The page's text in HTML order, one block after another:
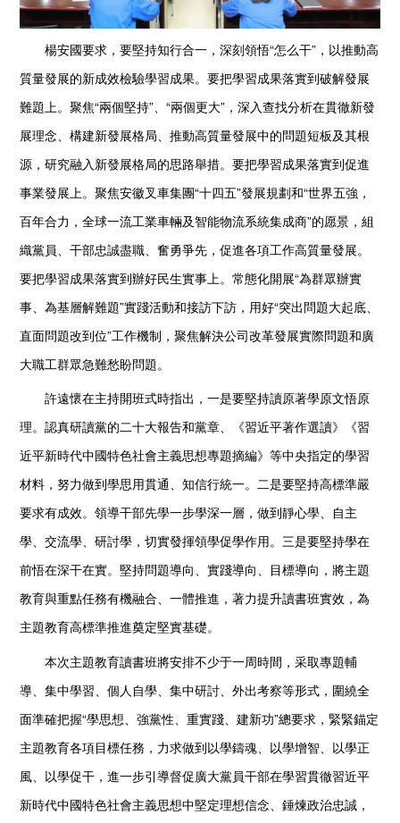
楊安國要求，要堅持知行合一，深刻領悟“怎么干”，以推動高
質量發展的新成效檢驗學習成果。要把學習成果落實到破解發展
難題上。聚焦“兩個堅持”、“兩個更大”，深入查找分析在貫徹新發
展理念、構建新發展格局、推動高質量發展中的問題短板及其根
源，研究融入新發展格局的思路舉措。要把學習成果落實到促進
事業發展上。聚焦安徽叉車集團“十四五”發展規劃和“世界五強，
百年合力，全球一流工業車輛及智能物流系統集成商”的愿景，組
織黨員、干部忠誠盡職、奮勇爭先，促進各項工作高質量發展。
要把學習成果落實到辦好民生實事上。常態化開展“為群眾辦實
事、為基層解難題”實踐活動和接訪下訪，用好“突出問題大起底、
直面問題改到位”工作機制，聚焦解決公司改革發展實際問題和廣
大職工群眾急難愁盼問題。
許遠懷在主持開班式時指出，一是要堅持讀原著學原文悟原
理。認真研讀黨的二十大報告和黨章、《習近平著作選讀》《習
近平新時代中國特色社會主義思想專題摘編》等中央指定的學習
材料，努力做到學思用貫通、知信行統一。二是要堅持高標準嚴
要求有成效。領導干部先學一步學深一層，做到靜心學、自主
學、交流學、研討學，切實發揮領學促學作用。三是要堅持學在
前悟在深干在實。堅持問題導向、實踐導向、目標導向，將主題
教育與重點任務有機融合、一體推進，著力提升讀書班實效，為
主題教育高標準推進奠定堅實基礎。
本次主題教育讀書班將安排不少于一周時間，采取專題輔
導、集中學習、個人自學、集中研討、外出考察等形式，圍繞全
面準確把握“學思想、強黨性、重實踐、建新功”總要求，緊緊錨定
主題教育各項目標任務，力求做到以學鑄魂、以學增智、以學正
風、以學促干，進一步引導督促廣大黨員干部在學習貫徹習近平
新時代中國特色社會主義思想中堅定理想信念、錘煉政治忠誠，